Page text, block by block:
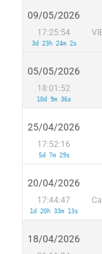
09/05/2026
17:25:54
3d 23h 24m 2s
05/05/2026
18:01:52
10d 9m 36s
25/04/2026
17:52:16
5d 7m 29s
20/04/2026
17:44:47
1d 20h 33m 13s
18/04/2026